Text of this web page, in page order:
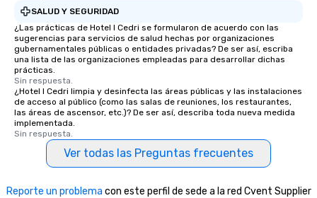
SALUD Y SEGURIDAD
¿Las prácticas de Hotel I Cedri se formularon de acuerdo con las
sugerencias para servicios de salud hechas por organizaciones
gubernamentales públicas o entidades privadas? De ser así, escriba
una lista de las organizaciones empleadas para desarrollar dichas
prácticas.
Sin respuesta.
¿Hotel I Cedri limpia y desinfecta las áreas públicas y las instalaciones
de acceso al público (como las salas de reuniones, los restaurantes,
las áreas de ascensor, etc.)? De ser así, describa toda nueva medida
implementada.
Sin respuesta.
Ver todas las Preguntas frecuentes
Reporte un problema con este perfil de sede a la red Cvent Supplier